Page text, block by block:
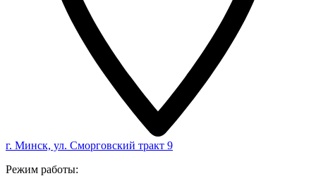
г. Минск, ул. Сморговский тракт 9
Режим работы: